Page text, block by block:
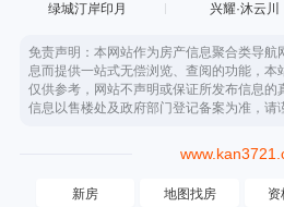
绿城汀岸印月 兴耀·沐云川
免责声明：本网站作为房产信息聚合类导航
息而提供一站式无偿浏览、查阅的功能，本
仅供参考，网站不声明或保证所发布信息的
信息以售楼处及政府部门登记备案为准，请
新房 地图找房 资